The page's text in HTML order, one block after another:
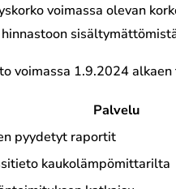
voimassa olevan
voimassa 1.9.2024
Palvelu
pyydetyt raportit
kaukolämpömittarilta